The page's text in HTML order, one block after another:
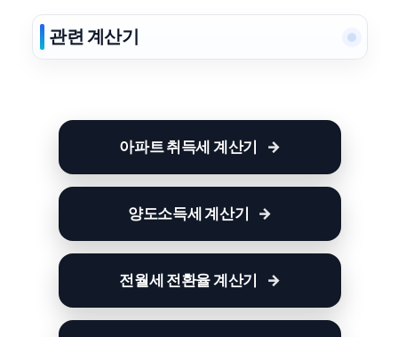
관련 계산기
아파트 취득세 계산기
양도소득세 계산기
전월세 전환율 계산기